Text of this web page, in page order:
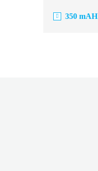
350 mAH